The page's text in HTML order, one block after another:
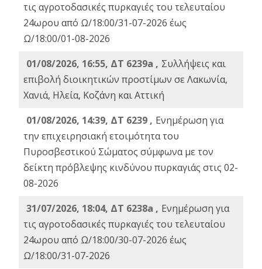
τις αγροτοδασικές πυρκαγιές του τελευταίου
24ωρου από Ω/18:00/31-07-2026 έως
Ω/18:00/01-08-2026
01/08/2026, 16:55, ΔΤ 6239a , Συλλήψεις και
επιβολή διοικητικών προστίμων σε Λακωνία,
Χανιά, Ηλεία, Κοζάνη και Αττική
01/08/2026, 14:39, ΔΤ 6239 , Ενημέρωση για
την επιχειρησιακή ετοιμότητα του
Πυροσβεστικού Σώματος σύμφωνα με τον
δείκτη πρόβλεψης κινδύνου πυρκαγιάς στις 02-
08-2026
31/07/2026, 18:04, ΔΤ 6238a , Ενημέρωση για
τις αγροτοδασικές πυρκαγιές του τελευταίου
24ωρου από Ω/18:00/30-07-2026 έως
Ω/18:00/31-07-2026